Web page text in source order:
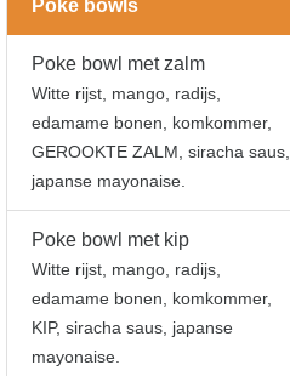
Poke bowls
Poke bowl met zalm
Witte rijst, mango, radijs,
edamame bonen, komkommer,
GEROOKTE ZALM, siracha saus,
japanse mayonaise.
Poke bowl met kip
Witte rijst, mango, radijs,
edamame bonen, komkommer,
KIP, siracha saus, japanse
mayonaise.